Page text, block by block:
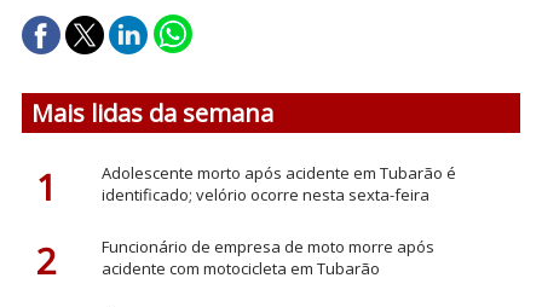
Mais lidas da semana
1
Adolescente morto após acidente em Tubarão é
identificado; velório ocorre nesta sexta-feira
2
Funcionário de empresa de moto morre após
acidente com motocicleta em Tubarão